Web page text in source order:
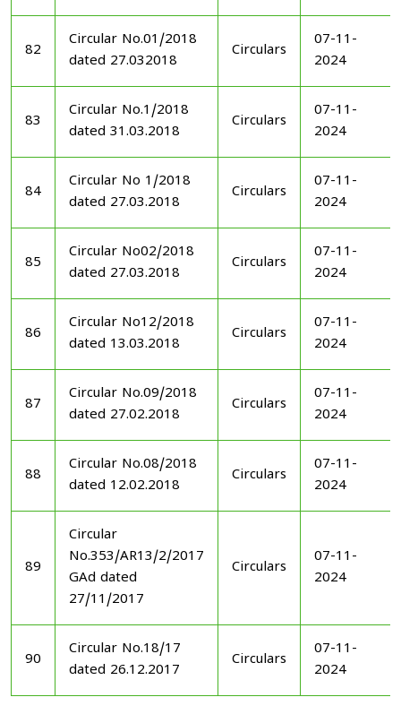
82
Circular No.01/2018
dated 27.032018
Circulars
07-11-
2024
83
Circular No.1/2018
dated 31.03.2018
Circulars
07-11-
2024
84
Circular No 1/2018
dated 27.03.2018
Circulars
07-11-
2024
85
Circular No02/2018
dated 27.03.2018
Circulars
07-11-
2024
86
Circular No12/2018
dated 13.03.2018
Circulars
07-11-
2024
87
Circular No.09/2018
dated 27.02.2018
Circulars
07-11-
2024
88
Circular No.08/2018
dated 12.02.2018
Circulars
07-11-
2024
89
Circular
No.353/AR13/2/2017
GAd dated
27/11/2017
Circulars
07-11-
2024
90
Circular No.18/17
dated 26.12.2017
Circulars
07-11-
2024